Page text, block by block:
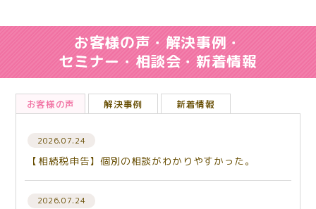
お客様の声・解決事例・
セミナー・相談会・新着情報
お客様の声 解決事例 新着情報
2026.07.24
【相続税申告】個別の相談がわかりやすかった。
2026.07.24